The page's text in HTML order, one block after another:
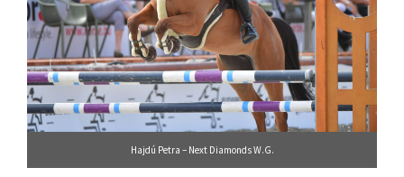
Hajdú Petra – Next Diamonds W.G.